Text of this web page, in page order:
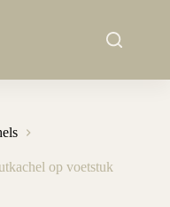
op voetstuk